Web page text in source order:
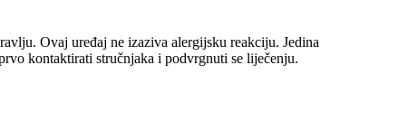
Ovaj uređaj ne izaziva alergijsku reakciju. Jedina
kontaktirati stručnjaka i podvrgnuti se liječenju.